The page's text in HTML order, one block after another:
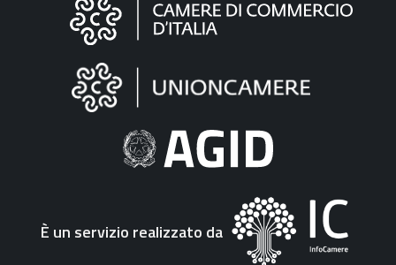
"Fattura
Elettronica"
È un servizio realizzato da